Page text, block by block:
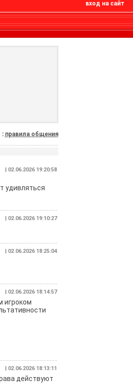
вход на сайт
: правила общения
| 02.06.2026 19:20:58
удивляться
| 02.06.2026 19:10:27
| 02.06.2026 18:25:04
| 02.06.2026 18:14:57
игроком
| 02.06.2026 18:13:11
действуют